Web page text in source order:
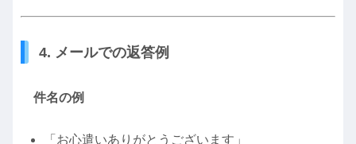
4. メールでの返答例
件名の例
「お心遣いありがとうございます」